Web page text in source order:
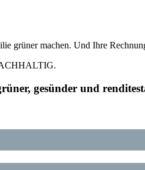
grüner machen. Und Ihre
gesünder und